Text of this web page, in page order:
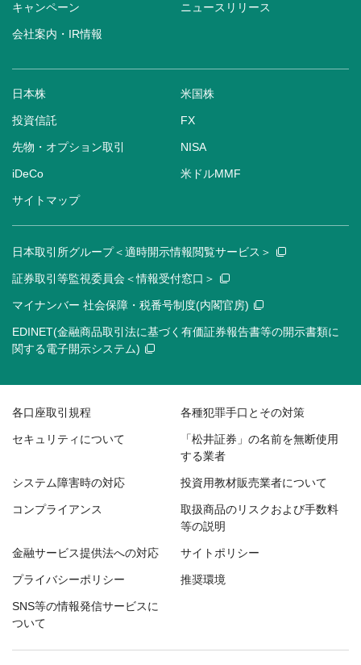
キャンペーン ニュースリリース
会社案内・IR情報
日本株 米国株
投資信託 FX
先物・オプション取引 NISA
iDeCo 米ドルMMF
サイトマップ
日本取引所グループ＜適時開示情報閲覧サービス＞
証券取引等監視委員会＜情報受付窓口＞
マイナンバー 社会保障・税番号制度(内閣官房)
EDINET(金融商品取引法に基づく有価証券報告書等の開示書類に
関する電子開示システム)
各口座取引規程 各種犯罪手口とその対策
セキュリティについて
「松井証券」の名前を無断使用
する業者
システム障害時の対応 投資用教材販売業者について
コンプライアンス
取扱商品のリスクおよび手数料
等の説明
金融サービス提供法への対応 サイトポリシー
プライバシーポリシー 推奨環境
SNS等の情報発信サービスに
ついて